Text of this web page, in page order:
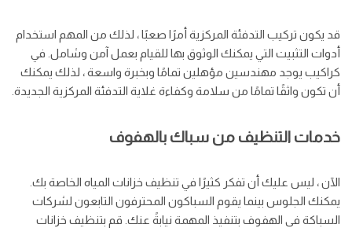
قد يكون تركيب التدفئة المركزية أمرًا صعبًا ، لذلك من المهم استخدام
أدوات التثبيت التي يمكنك الوثوق بها للقيام بعمل آمن وشامل. في
كراكيب يوجد مهندسين مؤهلين تمامًا وبخبرة واسعة ، لذلك يمكنك
أن تكون واثقًا تمامًا من سلامة وكفاءة غلاية التدفئة المركزية الجديدة.
خدمات التنظيف من سباك بالهفوف
الآن ، ليس عليك أن تفكر كثيرًا في تنظيف خزانات المياه الخاصة بك.
يمكنك الجلوس بينما يقوم السباكون المحترفون التابعون لشركات
السباكة في الهفوف بتنفيذ المهمة نيابةً عنك. قم بتنظيف خزانات